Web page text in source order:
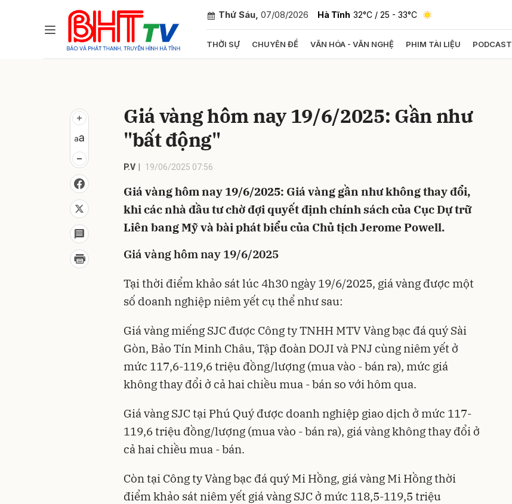
Thứ Sáu, 07/08/2026 Hà Tĩnh 32°C / 25 - 33°C
THỜI SỰ CHUYÊN ĐỀ VĂN HÓA - VĂN NGHỆ PHIM TÀI LIỆU PODCAST
Giá vàng hôm nay 19/6/2025: Gần như
"bất động"
P.V 19/06/2025 07:56
Giá vàng hôm nay 19/6/2025: Giá vàng gần như không thay đổi,
khi các nhà đầu tư chờ đợi quyết định chính sách của Cục Dự trữ
Liên bang Mỹ và bài phát biểu của Chủ tịch Jerome Powell.
Giá vàng hôm nay 19/6/2025
Tại thời điểm khảo sát lúc 4h30 ngày 19/6/2025, giá vàng được một
số doanh nghiệp niêm yết cụ thể như sau:
Giá vàng miếng SJC được Công ty TNHH MTV Vàng bạc đá quý Sài
Gòn, Bảo Tín Minh Châu, Tập đoàn DOJI và PNJ cùng niêm yết ở
mức 117,6-119,6 triệu đồng/lượng (mua vào - bán ra), mức giá
không thay đổi ở cả hai chiều mua - bán so với hôm qua.
Giá vàng SJC tại Phú Quý được doanh nghiệp giao dịch ở mức 117-
119,6 triệu đồng/lượng (mua vào - bán ra), giá vàng không thay đổi ở
cả hai chiều mua - bán.
Còn tại Công ty Vàng bạc đá quý Mi Hồng, giá vàng Mi Hồng thời
điểm khảo sát niêm yết giá vàng SJC ở mức 118,5-119,5 triệu
Gửi bình luận